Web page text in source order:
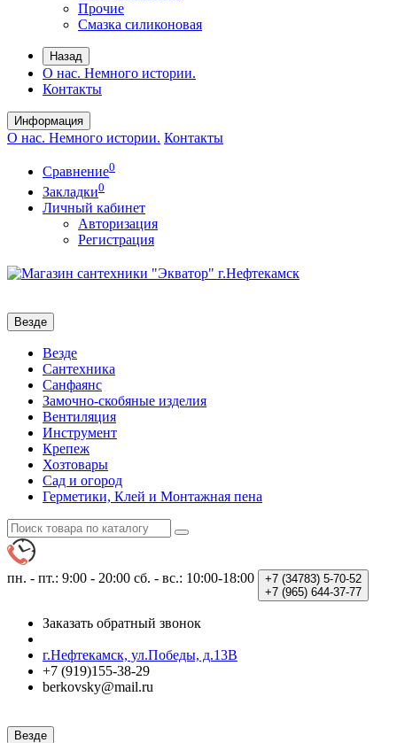
Прочие
Смазка силиконовая
Назад
О нас. Немного истории.
Контакты
Информация
О нас. Немного истории. Контакты
Сравнение0
Закладки0
Личный кабинет
Авторизация
Регистрация
Везде
Везде
Сантехника
Санфаянс
Замочно-скобяные изделия
Вентиляция
Инструмент
Крепеж
Хозтовары
Сад и огород
Герметики, Клей и Монтажная пена
пн. - пт.: 9:00 - 20:00 сб. - вс.: 10:00-18:00 +7 (34783) 5-70-52
+7 (965) 644-37-77
Заказать обратный звонок
г.Нефтекамск, ул.Победы, д.13В
+7 (919)155-38-29
berkovsky@mail.ru
Везде